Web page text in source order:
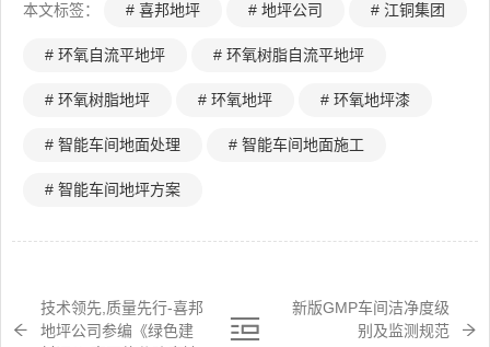
本文标签： # 喜邦地坪 # 地坪公司 # 江铜集团
# 环氧自流平地坪 # 环氧树脂自流平地坪
# 环氧树脂地坪 # 环氧地坪 # 环氧地坪漆
# 智能车间地面处理 # 智能车间地面施工
# 智能车间地坪方案
技术领先,质量先行-喜邦
地坪公司参编《绿色建
新版GMP车间洁净度级
别及监测规范